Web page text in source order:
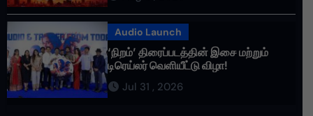
Audio Launch
‘நிறம்’ திரைப்படத்தின் இசை மற்றும்
டிரெய்லர் வெளியீட்டு விழா!
Jul 31 , 2026